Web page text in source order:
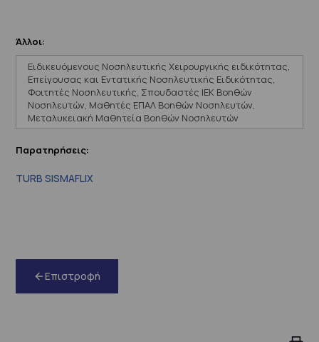
Άλλοι:
Ειδικευόμενους Νοσηλευτικής Χειρουργικής ειδικότητας,
Επείγουσας και Εντατικής Νοσηλευτικής Ειδικότητας,
Φοιτητές Νοσηλευτικής, Σπουδαστές ΙΕΚ Βοηθών
Νοσηλευτών, Μαθητές ΕΠΑΛ Βοηθών Νοσηλευτών,
Μεταλυκειακή Μαθητεία Βοηθών Νοσηλευτών
Παρατηρήσεις:
TURB SISMAFLIX
Επιστροφή